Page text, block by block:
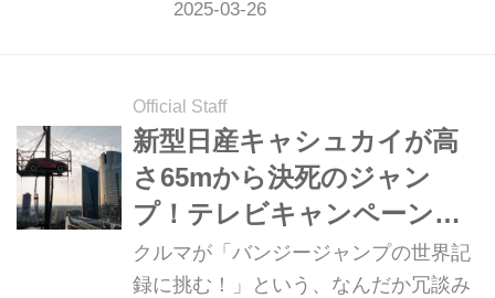
まな「可能性」。大胆不敵なコンセプ
産にもたらすのだろう。（写真：日産
自動車株式会社）
Official Staff
新型日産キャシュカイが高
さ65mから決死のジャン
プ！テレビキャンペーンで
ギネス最高記録に挑戦
クルマが「バンジージャンプの世界記
録に挑む！」という、なんだか冗談み